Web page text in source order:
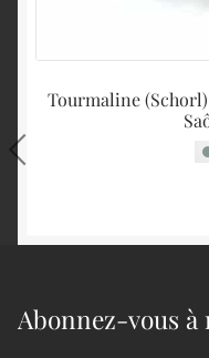
Tourmaline
Abonnez-vous